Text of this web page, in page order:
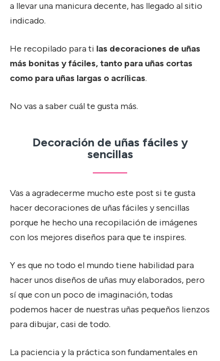
a llevar una manicura decente, has llegado al sitio
indicado.
He recopilado para ti las decoraciones de uñas
más bonitas y fáciles, tanto para uñas cortas
como para uñas largas o acrílicas.
No vas a saber cuál te gusta más.
Decoración de uñas fáciles y
sencillas
Vas a agradecerme mucho este post si te gusta
hacer decoraciones de uñas fáciles y sencillas
porque he hecho una recopilación de imágenes
con los mejores diseños para que te inspires.
Y es que no todo el mundo tiene habilidad para
hacer unos diseños de uñas muy elaborados, pero
sí que con un poco de imaginación, todas
podemos hacer de nuestras uñas pequeños lienzos
para dibujar, casi de todo.
La paciencia y la práctica son fundamentales en